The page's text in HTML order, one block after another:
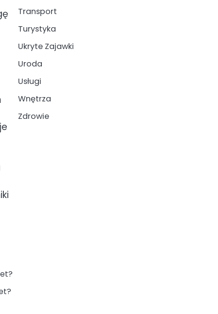
Transport
Turystyka
Ukryte Zajawki
Uroda
Usługi
Wnętrza
Zdrowie